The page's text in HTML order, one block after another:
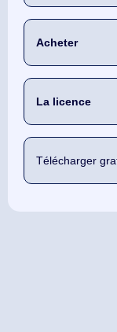
Acheter
La licence
Télécharger